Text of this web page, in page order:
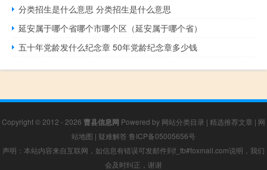
分类招生是什么意思 分类招生是什么意思
延安属于哪个省哪个市哪个区（延安属于哪个省）
五十年党龄发什么纪念章 50年党龄纪念章多少钱
Copyright © 2012 - 2026 曹县信息网 Powered by 网站分类目录 | 精选推荐文章 | 网
站地图 | 疑难解答 鲁ICP备05005656号
声明：本站内容来自互联网，如信息有错误可发邮件到f_fb#foxmail.com说明，我们
会及时纠正，谢谢